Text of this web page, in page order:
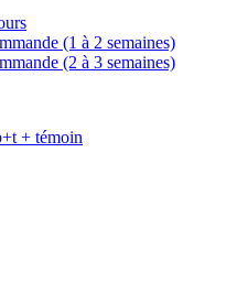
(1 à 2 semaines)
(2 à 3 semaines)